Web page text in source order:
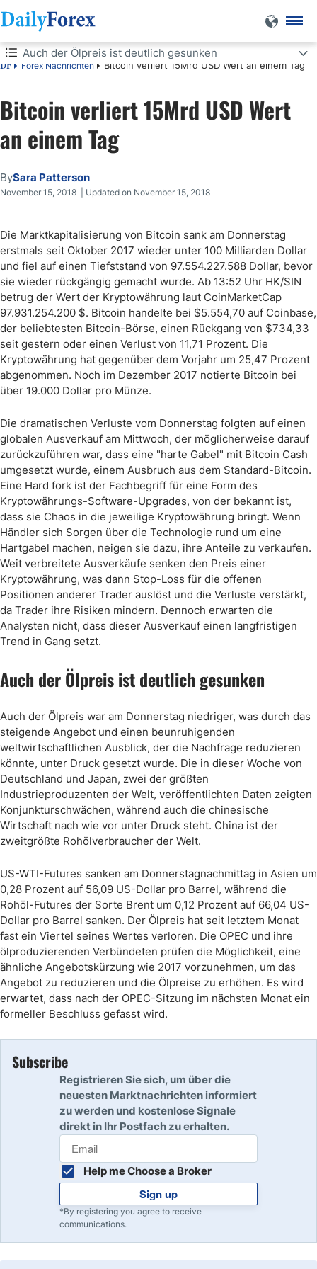
DF Forex Nachrichten Bitcoin verliert 15Mrd USD Wert an einem Tag
Auch der Ölpreis ist deutlich gesunken
Bitcoin verliert 15Mrd USD Wert
an einem Tag
BySara Patterson
November 15, 2018 | Updated on November 15, 2018
Die Marktkapitalisierung von Bitcoin sank am Donnerstag
erstmals seit Oktober 2017 wieder unter 100 Milliarden Dollar
und fiel auf einen Tiefststand von 97.554.227.588 Dollar, bevor
sie wieder rückgängig gemacht wurde. Ab 13:52 Uhr HK/SIN
betrug der Wert der Kryptowährung laut CoinMarketCap
97.931.254.200 $. Bitcoin handelte bei $5.554,70 auf Coinbase,
der beliebtesten Bitcoin-Börse, einen Rückgang von $734,33
seit gestern oder einen Verlust von 11,71 Prozent. Die
Kryptowährung hat gegenüber dem Vorjahr um 25,47 Prozent
abgenommen. Noch im Dezember 2017 notierte Bitcoin bei
über 19.000 Dollar pro Münze.
Die dramatischen Verluste vom Donnerstag folgten auf einen
globalen Ausverkauf am Mittwoch, der möglicherweise darauf
zurückzuführen war, dass eine "harte Gabel" mit Bitcoin Cash
umgesetzt wurde, einem Ausbruch aus dem Standard-Bitcoin.
Eine Hard fork ist der Fachbegriff für eine Form des
Kryptowährungs-Software-Upgrades, von der bekannt ist,
dass sie Chaos in die jeweilige Kryptowährung bringt. Wenn
Händler sich Sorgen über die Technologie rund um eine
Hartgabel machen, neigen sie dazu, ihre Anteile zu verkaufen.
Weit verbreitete Ausverkäufe senken den Preis einer
Kryptowährung, was dann Stop-Loss für die offenen
Positionen anderer Trader auslöst und die Verluste verstärkt,
da Trader ihre Risiken mindern. Dennoch erwarten die
Analysten nicht, dass dieser Ausverkauf einen langfristigen
Trend in Gang setzt.
Auch der Ölpreis ist deutlich gesunken
Auch der Ölpreis war am Donnerstag niedriger, was durch das
steigende Angebot und einen beunruhigenden
weltwirtschaftlichen Ausblick, der die Nachfrage reduzieren
könnte, unter Druck gesetzt wurde. Die in dieser Woche von
Deutschland und Japan, zwei der größten
Industrieproduzenten der Welt, veröffentlichten Daten zeigten
Konjunkturschwächen, während auch die chinesische
Wirtschaft nach wie vor unter Druck steht. China ist der
zweitgrößte Rohölverbraucher der Welt.
US-WTI-Futures sanken am Donnerstagnachmittag in Asien um
0,28 Prozent auf 56,09 US-Dollar pro Barrel, während die
Rohöl-Futures der Sorte Brent um 0,12 Prozent auf 66,04 US-
Dollar pro Barrel sanken. Der Ölpreis hat seit letztem Monat
fast ein Viertel seines Wertes verloren. Die OPEC und ihre
ölproduzierenden Verbündeten prüfen die Möglichkeit, eine
ähnliche Angebotskürzung wie 2017 vorzunehmen, um das
Angebot zu reduzieren und die Ölpreise zu erhöhen. Es wird
erwartet, dass nach der OPEC-Sitzung im nächsten Monat ein
formeller Beschluss gefasst wird.
Subscribe
Registrieren Sie sich, um über die
neuesten Marktnachrichten informiert
zu werden und kostenlose Signale
direkt in Ihr Postfach zu erhalten.
Help me Choose a Broker
Sign up
*By registering you agree to receive
communications.